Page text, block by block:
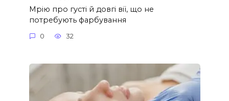
Мрію про густі й довгі вії, що не
потребують фарбування
0 32